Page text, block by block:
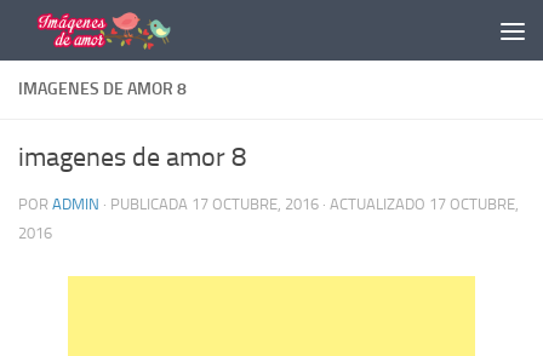
Saltar al contenido
IMAGENES DE AMOR 8
imagenes de amor 8
POR ADMIN · PUBLICADA 17 OCTUBRE, 2016 · ACTUALIZADO 17 OCTUBRE,
2016